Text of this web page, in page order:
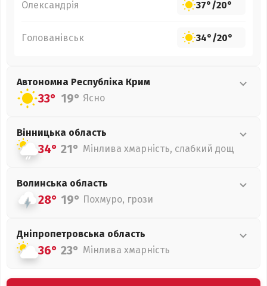
Олександрія 37°/20°
Голованівськ 34°/20°
Автономна Республіка Крим
33° 19° Ясно
Вінницька область
34° 21° Мінлива хмарність, слабкий дощ
Волинська область
28° 19° Похмуро, грози
Дніпропетровська область
36° 23° Мінлива хмарність